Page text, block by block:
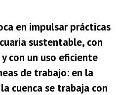
en impulsar prácticas
sustentable, con
con un uso eficiente
de trabajo: en la
cuenca se trabaja con